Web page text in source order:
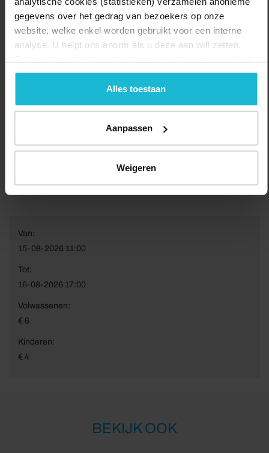
gegevens over het gedrag van bezoekers op onze
website, welke enkel worden gebruikt voor een interne
analyse. U helpt ons enorm als u deze aan wilt zetten.
geen commerciële doelstelling. U kunt deze cookies via
de knoppen accepteren, beheren of weigeren.
Alles toestaan
Aanpassen
Weigeren
Bezoek de website Delen:
Van:
15-08-2026 11:00
Tot:
16-08-2026 17:00
Volwassenen:
€ 6
Kinderen:
€ 4
BEKIJK OOK